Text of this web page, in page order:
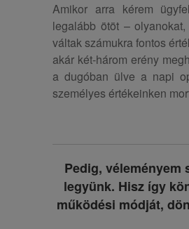
Amikor arra kérem
legalább ötöt –
váltak számukra fontos
akár két-három erény
a dugóban ülve a napi
személyes értékeinken
Pedig, véleményem
legyünk. Hisz így
működési módját,